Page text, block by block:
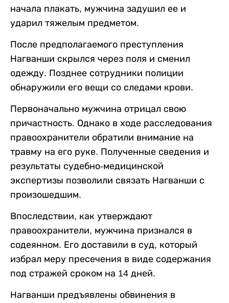
начала плакать, мужчина задушил ее и
ударил тяжелым предметом.
После предполагаемого преступления
Нагванши скрылся через поля и сменил
одежду. Позднее сотрудники полиции
обнаружили его вещи со следами крови.
Первоначально мужчина отрицал свою
причастность. Однако в ходе расследования
правоохранители обратили внимание на
травму на его руке. Полученные сведения и
результаты судебно-медицинской
экспертизы позволили связать Нагванши с
произошедшим.
Впоследствии, как утверждают
правоохранители, мужчина признался в
содеянном. Его доставили в суд, который
избрал меру пресечения в виде содержания
под стражей сроком на 14 дней.
Нагванши предъявлены обвинения в